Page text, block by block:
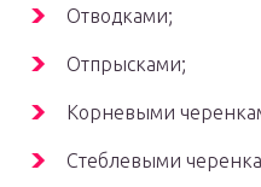
Отводками;
Отпрысками;
Корневыми
Стеблевыми